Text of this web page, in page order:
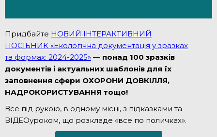
Придбайте НОВИЙ ІНТЕРАКТИВНИЙ
ПОСІБНИК «Екологічна документація у зразках
та формах: 2024-2025» — понад 100 зразків
документів і актуальних шаблонів для їх
заповнення сфери ОХОРОНИ ДОВКІЛЛЯ,
НАДРОКОРИСТУВАННЯ тощо!
Все під рукою, в одному місці, з підказками та
ВІДЕОуроком, що розкладе «все по поличках».